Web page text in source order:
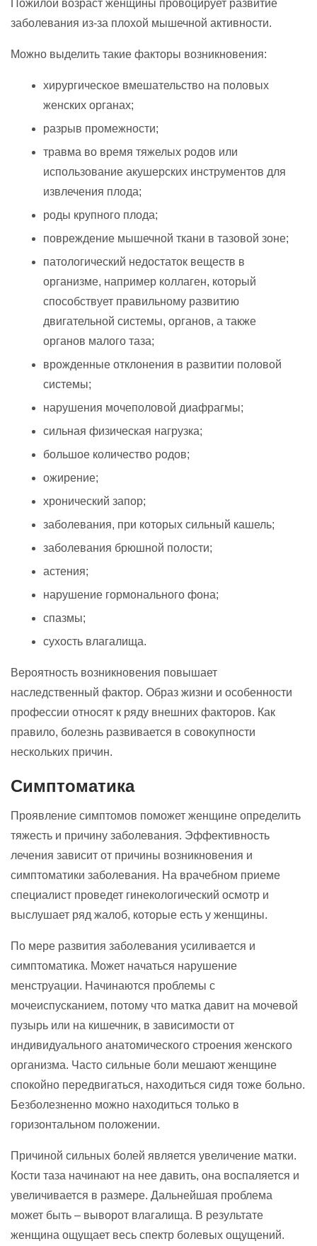
Пожилой возраст женщины провоцирует развитие
заболевания из-за плохой мышечной активности.
Можно выделить такие факторы возникновения:
хирургическое вмешательство на половых
женских органах;
разрыв промежности;
травма во время тяжелых родов или
использование акушерских инструментов для
извлечения плода;
роды крупного плода;
повреждение мышечной ткани в тазовой зоне;
патологический недостаток веществ в
организме, например коллаген, который
способствует правильному развитию
двигательной системы, органов, а также
органов малого таза;
врожденные отклонения в развитии половой
системы;
нарушения мочеполовой диафрагмы;
сильная физическая нагрузка;
большое количество родов;
ожирение;
хронический запор;
заболевания, при которых сильный кашель;
заболевания брюшной полости;
астения;
нарушение гормонального фона;
спазмы;
сухость влагалища.
Вероятность возникновения повышает
наследственный фактор. Образ жизни и особенности
профессии относят к ряду внешних факторов. Как
правило, болезнь развивается в совокупности
нескольких причин.
Симптоматика
Проявление симптомов поможет женщине определить
тяжесть и причину заболевания. Эффективность
лечения зависит от причины возникновения и
симптоматики заболевания. На врачебном приеме
специалист проведет гинекологический осмотр и
выслушает ряд жалоб, которые есть у женщины.
По мере развития заболевания усиливается и
симптоматика. Может начаться нарушение
менструации. Начинаются проблемы с
мочеиспусканием, потому что матка давит на мочевой
пузырь или на кишечник, в зависимости от
индивидуального анатомического строения женского
организма. Часто сильные боли мешают женщине
спокойно передвигаться, находиться сидя тоже больно.
Безболезненно можно находиться только в
горизонтальном положении.
Причиной сильных болей является увеличение матки.
Кости таза начинают на нее давить, она воспаляется и
увеличивается в размере. Дальнейшая проблема
может быть – выворот влагалища. В результате
женщина ощущает весь спектр болевых ощущений.